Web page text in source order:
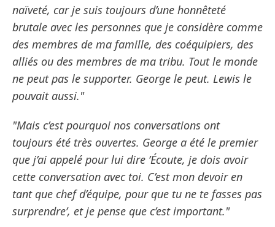
naïveté, car je suis toujours d’une honnêteté
brutale avec les personnes que je considère comme
des membres de ma famille, des coéquipiers, des
alliés ou des membres de ma tribu. Tout le monde
ne peut pas le supporter. George le peut. Lewis le
pouvait aussi."
"Mais c’est pourquoi nos conversations ont
toujours été très ouvertes. George a été le premier
que j’ai appelé pour lui dire ’Écoute, je dois avoir
cette conversation avec toi. C’est mon devoir en
tant que chef d’équipe, pour que tu ne te fasses pas
surprendre’, et je pense que c’est important."